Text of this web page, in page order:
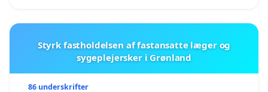
Styrk fastholdelsen af fastansatte læger og
sygeplejersker i Grønland
86 underskrifter